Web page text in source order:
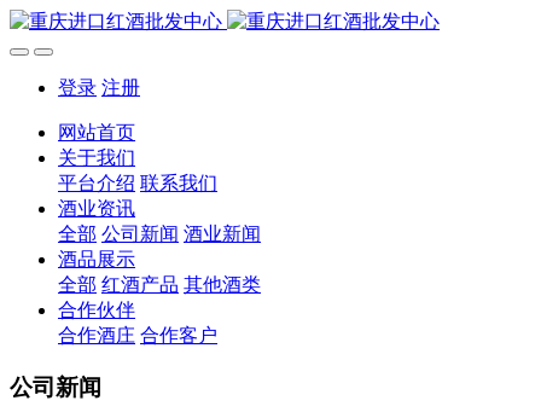
登录 注册
网站首页
关于我们
平台介绍 联系我们
酒业资讯
全部 公司新闻 酒业新闻
酒品展示
全部 红酒产品 其他酒类
合作伙伴
合作酒庄 合作客户
公司新闻